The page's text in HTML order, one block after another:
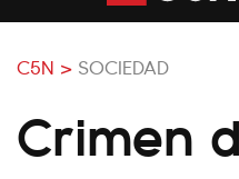
C5N > SOCIEDAD
Crimen